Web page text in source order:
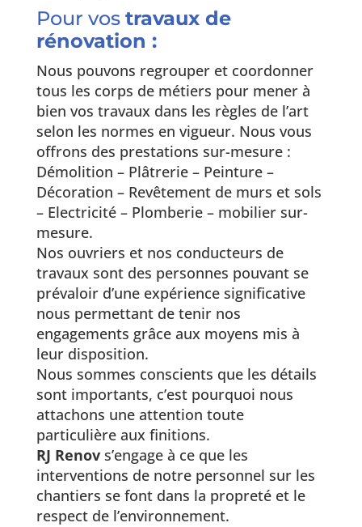
Pour vos travaux de
rénovation :
Nous pouvons regrouper et coordonner
tous les corps de métiers pour mener à
bien vos travaux dans les règles de l’art
selon les normes en vigueur. Nous vous
offrons des prestations sur-mesure :
Démolition – Plâtrerie – Peinture –
Décoration – Revêtement de murs et sols
– Electricité – Plomberie – mobilier sur-
mesure.
Nos ouvriers et nos conducteurs de
travaux sont des personnes pouvant se
prévaloir d’une expérience significative
nous permettant de tenir nos
engagements grâce aux moyens mis à
leur disposition.
Nous sommes conscients que les détails
sont importants, c’est pourquoi nous
attachons une attention toute
particulière aux finitions.
RJ Renovs’engage à ce que les
interventions de notre personnel sur les
chantiers se font dans la propreté et le
respect de l’environnement.